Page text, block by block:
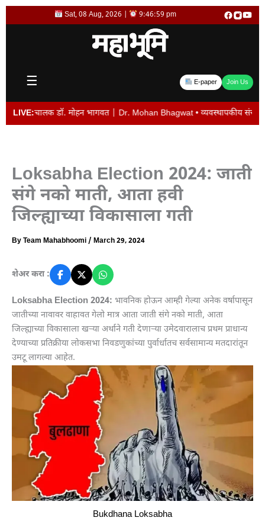
Skip
Sat, 08 Aug, 2026 | 9:46:59 pm
☰ E-paper Join Us
LIVE:
डॉ. मोहन भागवत | Dr. Mohan Bhagwat • व्यवस्थापकीय संचालक विजय
Loksabha Election 2024: जाती
संगे नको माती, आता हवी
जिल्ह्याच्या विकासाला गती
ByTeam Mahabhoomi/ March 29, 2024
शेअर करा :
Loksabha Election 2024: भावनिक होऊन आम्ही गेल्या अनेक वर्षापासून
जातीच्या नावावर वाहावत गेलो मात्र आता जाती संगे नको माती, आता
जिल्ह्याच्या विकासाला खऱ्या अर्थाने गती देणाऱ्या उमेदवारालाच प्रथम प्राधान्य
देण्याच्या प्रतिक्रीया लोकसभा निवडणुकांच्या पुर्वार्धातच सर्वसामान्य मतदारांतून
उमटू लागल्या आहेत.
Bukdhana Loksabha